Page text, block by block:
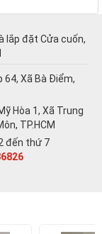
lắp đặt Cửa cuốn,
64, Xã Bà Điểm,
Hòa 1, Xã Trung
TP.HCM
đến thứ 7